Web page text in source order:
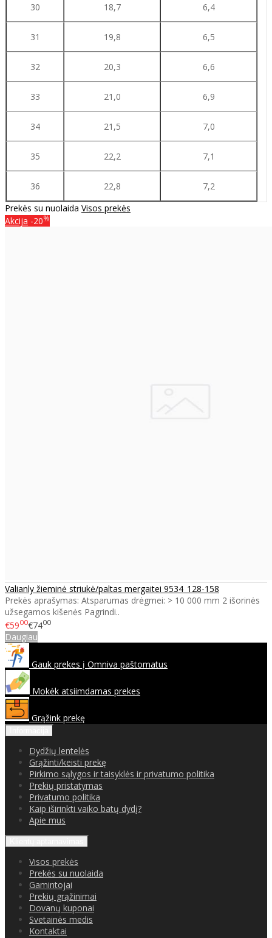
30 18,7 6,4
31 19,8 6,5
32 20,3 6,6
33 21,0 6,9
34 21,5 7,0
35 22,2 7,1
36 22,8
7,2
Prekės su nuolaida Visos prekės
Akcija -20%
Valianly žieminė striukė/paltas mergaitei 9534_128-158
Prekės aprašymas: Atsparumas drėgmei: > 10 000 mm 2 išorinės
užsegamos kišenės Pagrindi..
€5900€7400
Daugiau
Gauk prekes į Omniva paštomatus
Mokėk atsiimdamas prekes
Grąžink prekę
Dydžių lentelės
Grąžinti/keisti prekę
Pirkimo sąlygos ir taisyklės ir privatumo politika
Prekių pristatymas
Privatumo politika
Kaip iširinkti vaiko batų dydį?
Apie mus
Visos prekės
Prekės su nuolaida
Gamintojai
Prekių grąžinimai
Dovanų kuponai
Svetainės medis
Kontaktai